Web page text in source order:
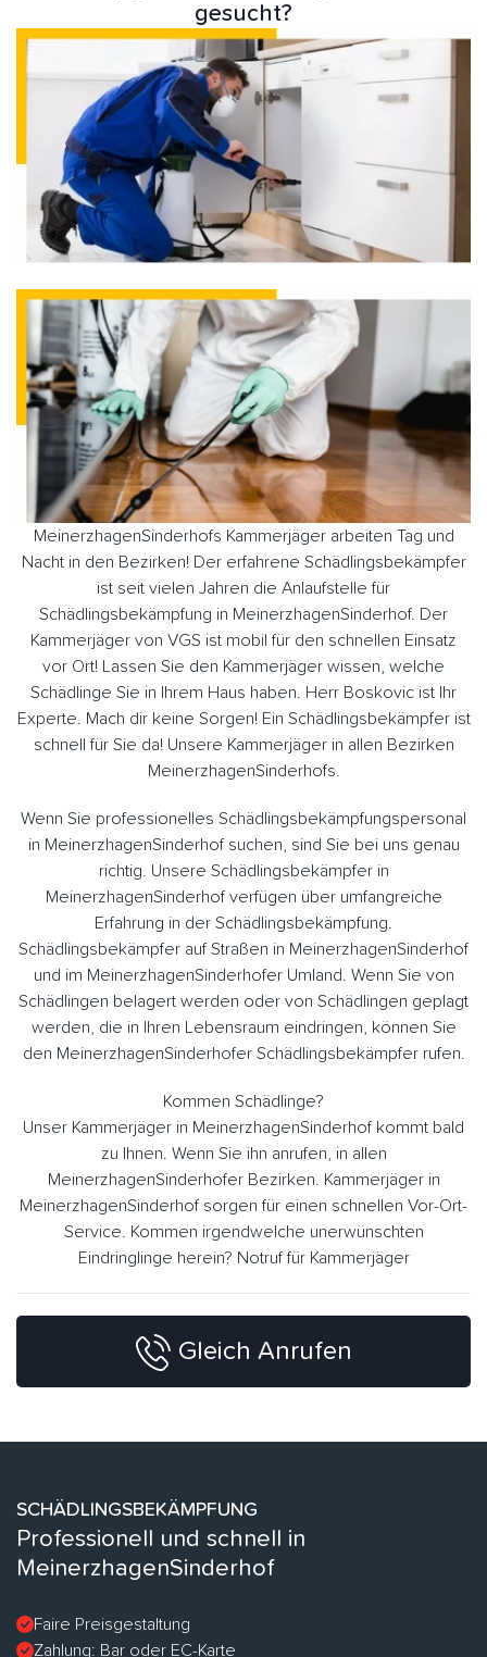
gesucht?
MeinerzhagenSinderhofs Kammerjäger arbeiten Tag und
Nacht in den Bezirken! Der erfahrene Schädlingsbekämpfer
ist seit vielen Jahren die Anlaufstelle für
Schädlingsbekämpfung in MeinerzhagenSinderhof. Der
Kammerjäger von VGS ist mobil für den schnellen Einsatz
vor Ort! Lassen Sie den Kammerjäger wissen, welche
Schädlinge Sie in Ihrem Haus haben. Herr Boskovic ist Ihr
Experte. Mach dir keine Sorgen! Ein Schädlingsbekämpfer ist
schnell für Sie da! Unsere Kammerjäger in allen Bezirken
MeinerzhagenSinderhofs.
Wenn Sie professionelles Schädlingsbekämpfungspersonal
in MeinerzhagenSinderhof suchen, sind Sie bei uns genau
richtig. Unsere Schädlingsbekämpfer in
MeinerzhagenSinderhof verfügen über umfangreiche
Erfahrung in der Schädlingsbekämpfung.
Schädlingsbekämpfer auf Straßen in MeinerzhagenSinderhof
und im MeinerzhagenSinderhofer Umland. Wenn Sie von
Schädlingen belagert werden oder von Schädlingen geplagt
werden, die in Ihren Lebensraum eindringen, können Sie
den MeinerzhagenSinderhofer Schädlingsbekämpfer rufen.
Kommen Schädlinge?
Unser Kammerjäger in MeinerzhagenSinderhof kommt bald
zu Ihnen. Wenn Sie ihn anrufen, in allen
MeinerzhagenSinderhofer Bezirken. Kammerjäger in
MeinerzhagenSinderhof sorgen für einen schnellen Vor-Ort-
Service. Kommen irgendwelche unerwünschten
Eindringlinge herein? Notruf für Kammerjäger
Gleich Anrufen
SCHÄDLINGSBEKÄMPFUNG
Professionell und schnell in
MeinerzhagenSinderhof
Faire Preisgestaltung
Zahlung: Bar oder EC-Karte